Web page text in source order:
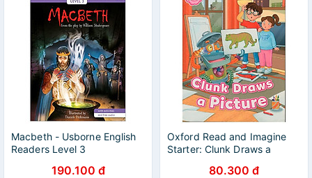
Macbeth - Usborne English
Readers Level 3
190.100 đ
Oxford Read and Imagine
Starter: Clunk Draws a
80.300 đ